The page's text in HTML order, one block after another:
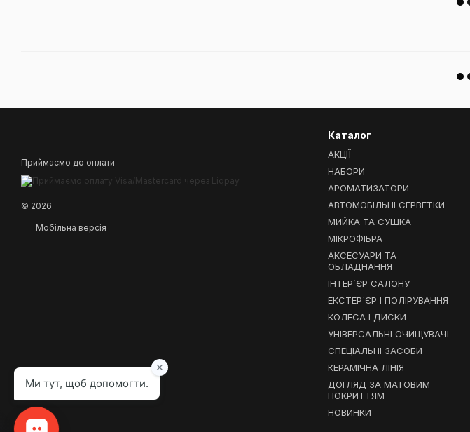
Приймаємо до оплати
© 2026
Мобільна версія
Каталог
АКЦІЇ
НАБОРИ
АРОМАТИЗАТОРИ
АВТОМОБІЛЬНІ СЕРВЕТКИ
МИЙКА ТА СУШКА
МІКРОФІБРА
АКСЕСУАРИ ТА
ОБЛАДНАННЯ
ІНТЕР`ЄР САЛОНУ
ЕКСТЕР`ЄР І ПОЛІРУВАННЯ
КОЛЕСА І ДИСКИ
УНІВЕРСАЛЬНІ ОЧИЩУВАЧІ
СПЕЦІАЛЬНІ ЗАСОБИ
КЕРАМІЧНА ЛІНІЯ
ДОГЛЯД ЗА МАТОВИМ
ПОКРИТТЯМ
НОВИНКИ